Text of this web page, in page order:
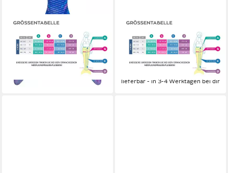
FIN FUN
Monoflosse Fin Fun
Meerjungfrauenflosse
Kindergrößen - Lotus Moon
lieferbar - in 3-4 Werktagen bei dir
FIN FUN
Monoflosse Fin Fun
Meerjungfrauenflosse
Kindergrößen - Rainbow Reef
lieferbar - in 3-4 Werktagen bei dir